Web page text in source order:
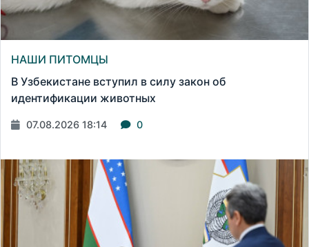
НАШИ ПИТОМЦЫ
В Узбекистане вступил в силу закон об
идентификации животных
07.08.2026 18:14 0